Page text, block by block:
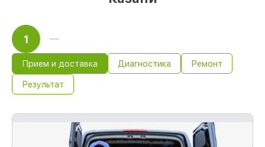
1
Прием и доставка Диагностика Ремонт
Результат